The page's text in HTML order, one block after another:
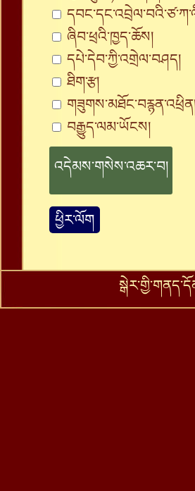
ཞིབ་ཕྲའི་ཁྱད་ཆོས།
དཔེ་དེབ་ཀྱི་འགྲེལ་བཤད།
ཐིག་རྩ།
བརྒྱུད་ལམ་ཡོངས།
ཕྱིར་ལོག